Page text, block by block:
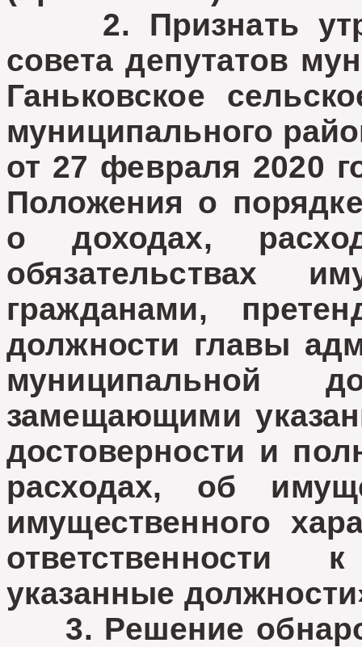
2. Признать
совета депутатов
Ганьковское
муниципального
от 27 февраля 2020
Положения о
о доходах,
обязательствах
гражданами,
должности главы
муниципальной
замещающими
достоверности и
расходах, об
имущественного
указанные
3. Решение